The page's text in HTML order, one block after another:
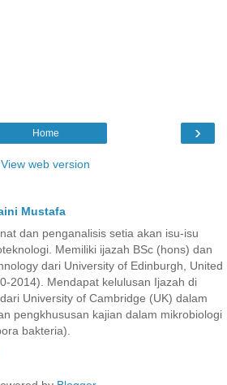
›
Home
View web version
Mustafa
dan penganalisis setia akan isu-isu
Memiliki ijazah BSc (hons) dan
dari University of Edinburgh, United
2014). Mendapat kelulusan Ijazah di
University of Cambridge (UK) dalam
pengkhususan kajian dalam mikrobiologi
bakteria).